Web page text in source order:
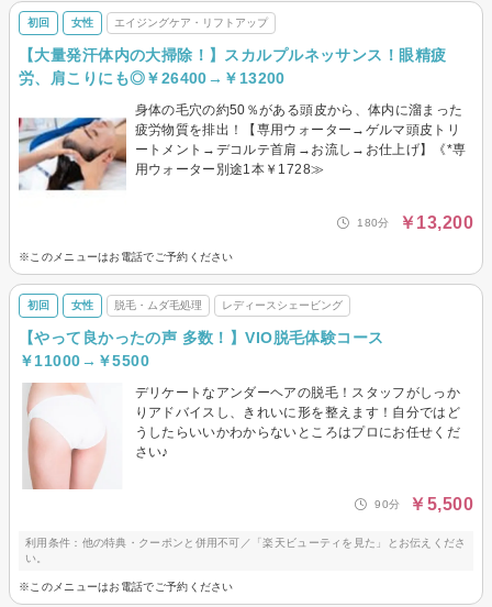
初回 女性 エイジングケア・リフトアップ
【大量発汗体内の大掃除！】スカルプルネッサンス！眼精疲
労、肩こりにも◎￥26400→￥13200
身体の毛穴の約50％がある頭皮から、体内に溜まった
疲労物質を排出！【専用ウォーター→ゲルマ頭皮トリ
ートメント→デコルテ首肩→お流し→お仕上げ】《*専
用ウォーター別途1本￥1728≫
180分 ￥13,200
※このメニューはお電話でご予約ください
初回 女性 脱毛・ムダ毛処理 レディースシェービング
【やって良かったの声 多数！】VIO脱毛体験コース
￥11000→￥5500
デリケートなアンダーヘアの脱毛！スタッフがしっか
りアドバイスし、きれいに形を整えます！自分ではど
うしたらいいかわからないところはプロにお任せくだ
さい♪
90分 ￥5,500
利用条件：他の特典・クーポンと併用不可／「楽天ビューティを見た」とお伝えくださ
い。
※このメニューはお電話でご予約ください